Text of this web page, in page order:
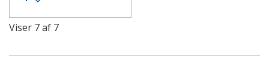
Viser 7af 7